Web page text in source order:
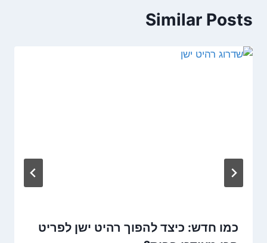
Similar Posts
כמו חדש: כיצד להפוך רהיט ישן לפריט